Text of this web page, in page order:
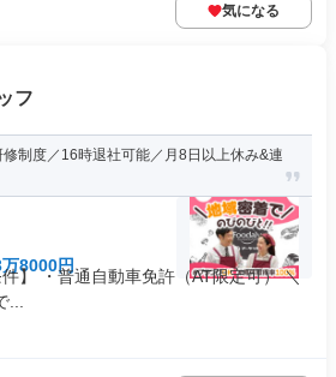
気になる
フ
制度／16時退社可能／月8日以上休み&連
8000円
】 ・普通自動車免許（AT限定可） ＼